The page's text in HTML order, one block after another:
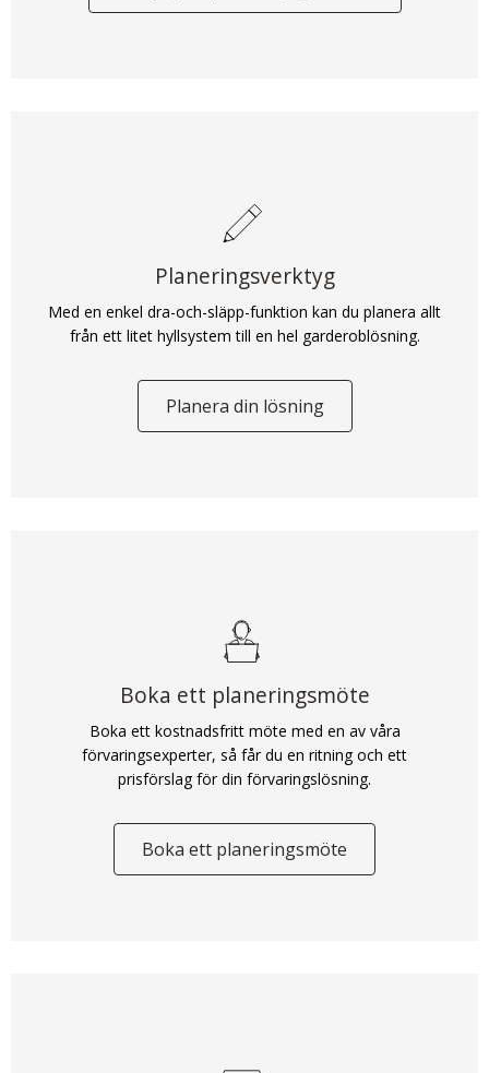
Planeringsverktyg
Med en enkel dra-och-släpp-funktion kan du planera allt
från ett litet hyllsystem till en hel garderoblösning.
Planera din lösning
Boka ett planeringsmöte
Boka ett kostnadsfritt möte med en av våra
förvaringsexperter, så får du en ritning och ett
prisförslag för din förvaringslösning.
Boka ett planeringsmöte